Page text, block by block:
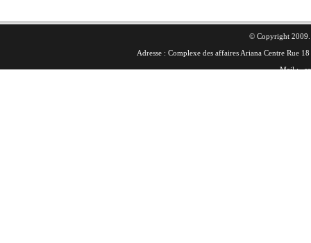
© Copyright 2009.
Adresse : Complexe des affaires Ariana Centre
Mail :